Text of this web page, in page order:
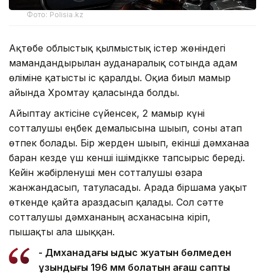
Фото: Polisia.kz
Ақтөбе облыстық қылмыстық істер жөніндегі
мамандандырылған ауданаралық сотында адам
өліміне қатысты іс қаралды. Оқиға биыл мамыр
айында Хромтау қаласында болды.
Айыптау актісіне сүйенсек, 2 мамыр күні
сотталушы еңбек демалысына шығып, соны атап
өтпек болады. Бір жерден шығып, екінші дәмханаға
барған кезде үш кенші ішімдікке тапсырыс береді.
Кейін жәбірленуші мен сотталушы өзара
жанжандасып, татуласады. Арада біршама уақыт
өткенде қайта араздасып қалады. Сол сәтте
сотталушы дәмхананың асханасына кіріп,
пышақты ала шыққан.
- Дәмханадағы ыдыс жуатын бөлмеден
ұзындығы 196 мм болатын ағаш сапты